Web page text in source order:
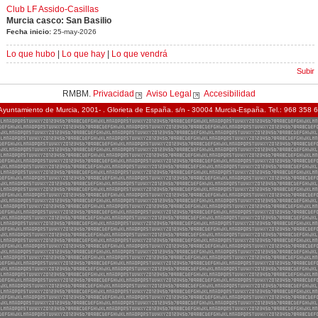
Club LF Assido-Casillas
Murcia casco: San Basilio
Fecha inicio: 25-may-2026
Lo que hubo Lo que hay Lo que vendrá
Subir
RMBM. Privacidad Aviso Legal Accesibilidad
de Murcia, 2001- . Glorieta de España. s/n - 30004 Murcia-España. Tel.: 968 358